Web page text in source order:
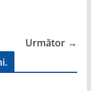
Următor →